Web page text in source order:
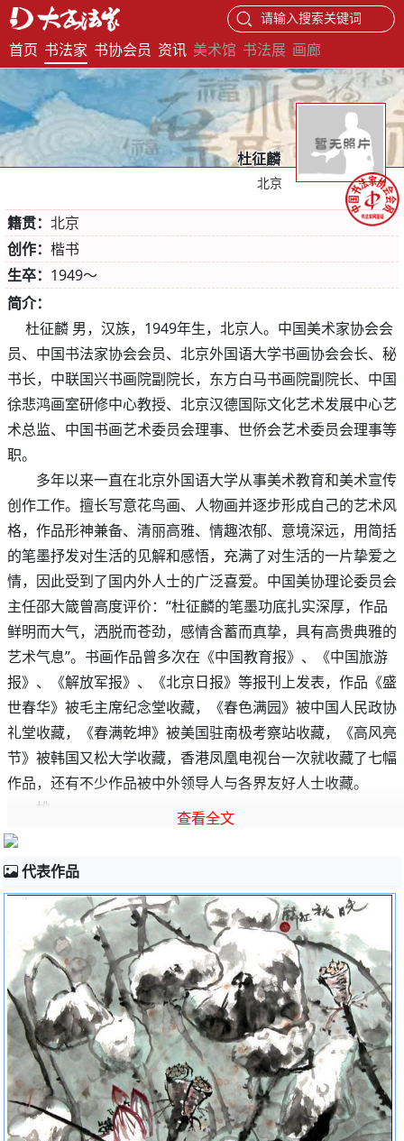
请输入搜索关键词
首页 书法家 书协会员 资讯 美术馆 书法展 画廊
杜征麟
北京
籍贯： 北京
创作： 楷书
生卒： 1949～
简介：
杜征麟 男，汉族，1949年生，北京人。中国美术家协会会
员、中国书法家协会会员、北京外国语大学书画协会会长、秘
书长，中联国兴书画院副院长，东方白马书画院副院长、中国
徐悲鸿画室研修中心教授、北京汉德国际文化艺术发展中心艺
术总监、中国书画艺术委员会理事、世侨会艺术委员会理事等
职。
多年以来一直在北京外国语大学从事美术教育和美术宣传
创作工作。擅长写意花鸟画、人物画并逐步形成自己的艺术风
格，作品形神兼备、清丽高雅、情趣浓郁、意境深远，用简括
的笔墨抒发对生活的见解和感悟，充满了对生活的一片挚爱之
情，因此受到了国内外人士的广泛喜爱。中国美协理论委员会
主任邵大箴曾高度评价：“杜征麟的笔墨功底扎实深厚，作品
鲜明而大气，洒脱而苍劲，感情含蓄而真挚，具有高贵典雅的
艺术气息”。书画作品曾多次在《中国教育报》、《中国旅游
报》、《解放军报》、《北京日报》等报刊上发表，作品《盛
世春华》被毛主席纪念堂收藏，《春色满园》被中国人民政协
礼堂收藏，《春满乾坤》被美国驻南极考察站收藏，《高风亮
节》被韩国又松大学收藏，香港凤凰电视台一次就收藏了七幅
作品，还有不少作品被中外领导人与各界友好人士收藏。
桃
查看全文
代表作品